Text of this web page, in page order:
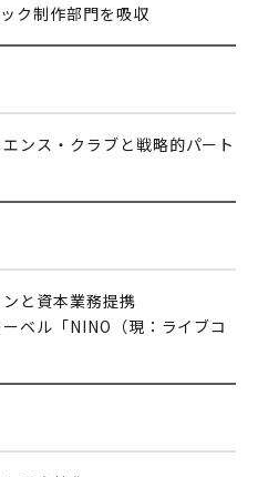
ク制作部門を吸収
ンス・クラブと戦略的パート
と資本業務提携
ベル「NINO（現：ライブコ